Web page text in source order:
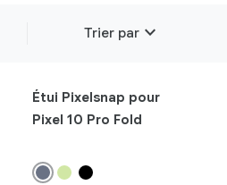
Trier par expand_more
Étui Pixelsnap pour
Pixel 10 Pro Fold